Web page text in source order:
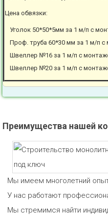
Цена обвязки:
Уголок 50*50*5мм за 1 м/п с
Проф. труба 60*30 мм за 1 м/п с
Швеллер №16 за 1 м/п с
Швеллер №20 за 1 м/п с
Преимущества нашей
Мы имеем многолетний
У нас работают
Мы стремимся найти